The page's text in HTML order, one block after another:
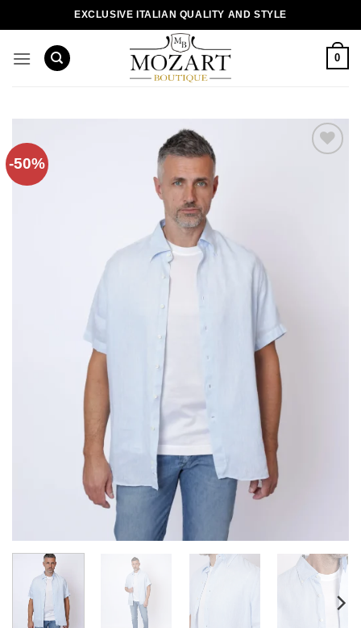
EXCLUSIVE ITALIAN QUALITY AND STYLE
0
-50%